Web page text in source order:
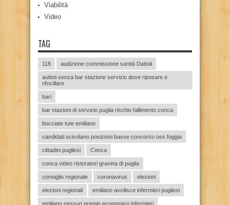
Viabilità
Video
TAG
118 audizione commissione sanità Dattoli
autisti senza bar stazione servizio dove riposare e
rifocillare
bari
bar stazioni di servizio puglia rischio fallimento conca
bocciate tute emiliano
candidati scivolano posizioni basse concorso oss foggia
cittadini pugliesi Conca
conca video ristoratori gravina di puglia
consiglio regionale coronavirus elezioni
elezioni regionali emiliano avvilisce infermieri pugliesi
emiliano nessun premio economico infermieri